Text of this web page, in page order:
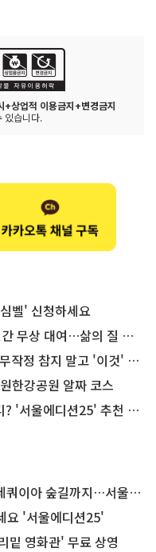
+상업적 이용금지+변경금지
있습니다.
벨' 신청하세요
상 대여…삶의 질 높인다
지 말고 '이것' 해보세요!
한강공원 알짜 코스
울에디션25' 추천 코스
길까지…서울둘레길 15코스
요 '서울에디션25'
밑 영화관' 무료 상영